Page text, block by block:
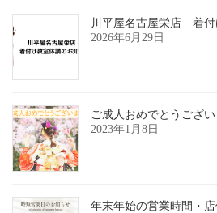
川平屋名古屋栄店 着
2026年6月29日
ご成人おめでとうござ
2023年1月8日
年末年始の営業時間・